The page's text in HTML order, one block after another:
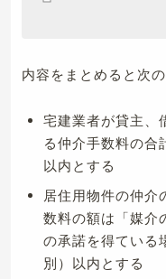
内容をまとめると次の
宅建業者が貸主、
る仲介手数料の合
以内とする
居住用物件の仲介
数料の額は「媒介
の承諾を得ている
別）以内とする